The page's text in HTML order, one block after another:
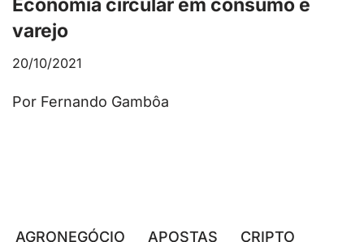
Economia circular em consumo e
varejo
20/10/2021
Por Fernando Gambôa
AGRONEGÓCIO APOSTAS CRIPTO